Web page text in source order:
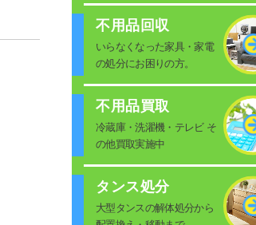
不用品回収
いらなくなった家具・家電
の処分にお困りの方。
不用品買取
冷蔵庫・洗濯機・テレビ そ
の他買取実施中
タンス処分
大型タンスの解体処分から